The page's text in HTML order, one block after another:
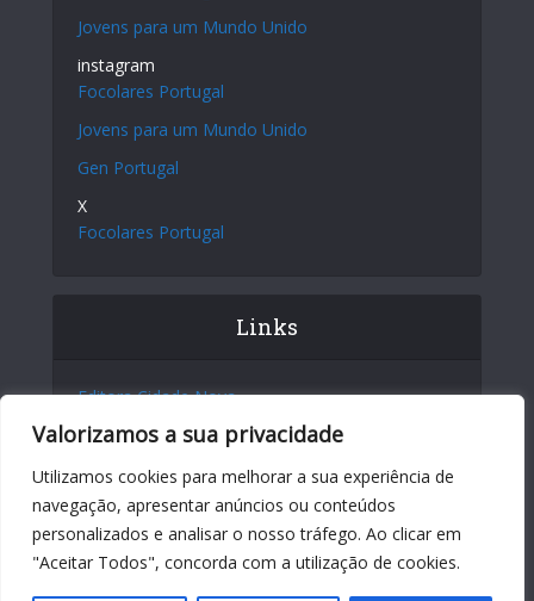
Valorizamos a sua privacidade
Utilizamos cookies para melhorar a sua experiência de
navegação, apresentar anúncios ou conteúdos
personalizados e analisar o nosso tráfego. Ao clicar em
"Aceitar Todos", concorda com a utilização de cookies.
Jovens para um Mundo Unido
instagram
Focolares Portugal
Jovens para um Mundo Unido
Gen Portugal
X
Focolares Portugal
Links
Editora Cidade Nova
Site Internacional
Centro Chiara Lubich
Centro Igino Giordani
Sites dos Focolares nos 5 continentes